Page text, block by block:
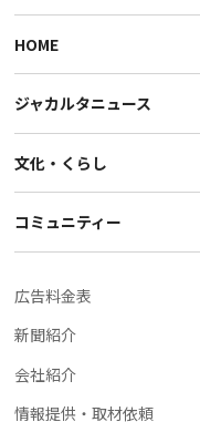
HOME
ジャカルタニュース
文化・くらし
コミュニティー
広告料金表
新聞紹介
会社紹介
情報提供・取材依頼